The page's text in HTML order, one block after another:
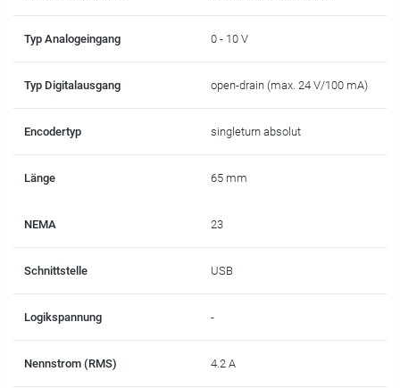
Typ Analogeingang 0 - 10 V
Typ Digitalausgang open-drain (max. 24 V/100 mA)
Encodertyp singleturn absolut
Länge 65 mm
NEMA 23
Schnittstelle USB
Logikspannung -
Nennstrom (RMS) 4.2 A